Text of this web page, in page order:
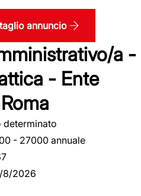
annuncio
a -
- Ente
determinato
- 27000 annuale
8/2026